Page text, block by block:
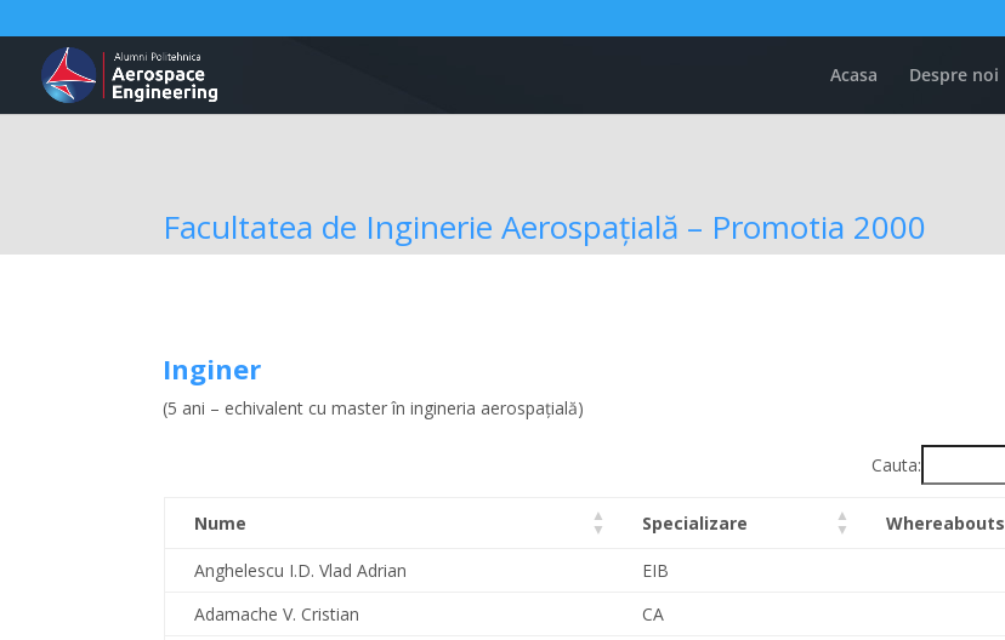
Acasa Despre noi
Facultatea de Inginerie Aerospațială – Promotia 2000
Inginer
(5 ani – echivalent cu master în ingineria aerospațială)
Cauta:
Nume Specializare Whereabouts
Anghelescu I.D. Vlad Adrian
EIB
Adamache V. Cristian
CA